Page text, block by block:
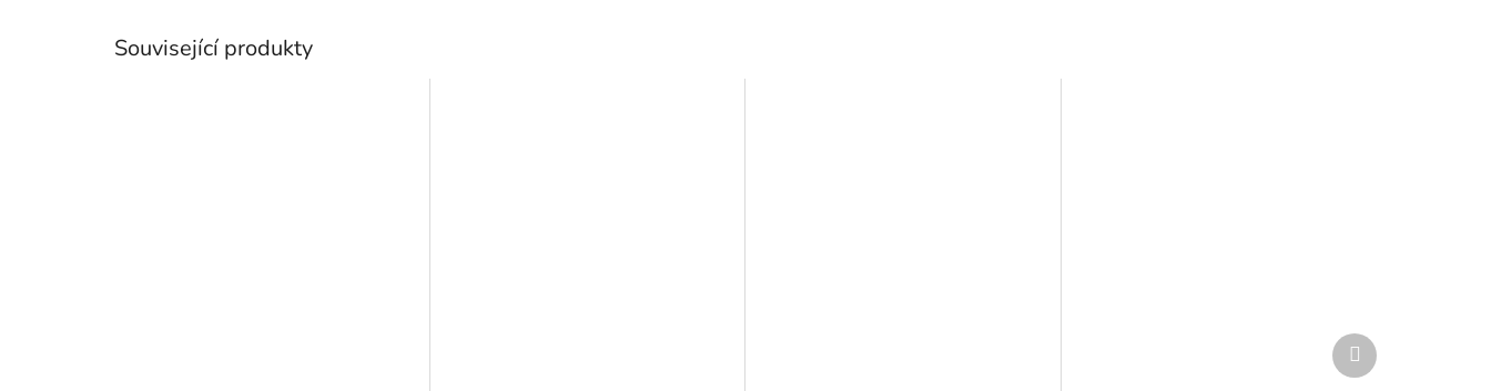
Související produkty
Další
produkt